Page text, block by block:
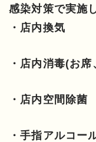
感染対策で実施
・店内換気
・店内消毒(お
・店内空間除菌
・手指アルコー